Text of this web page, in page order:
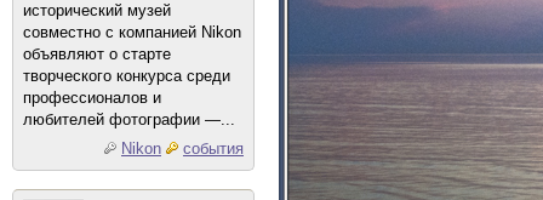
исторический музей
совместно с компанией Nikon
объявляют о старте
творческого конкурса среди
профессионалов и
любителей фотографии —...
Nikon
события